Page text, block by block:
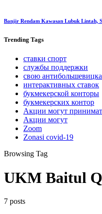
Banjir Rendam Kawasan Lubuk Lintah,
Trending Tags
ставки спорт
службы поддержки
свою
интерактивных ставок
букмекерской конторы
букмекерских контор
Акции могут
Акции могут
Zoom
Zonasi covid-19
Browsing Tag
UKM Baitul
7 posts